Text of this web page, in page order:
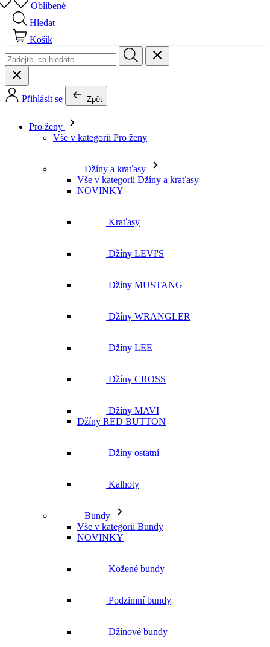
Oblíbené
Hledat
Košík
Přihlásit se Zpět
Pro ženy
Vše v kategorii Pro ženy
Džíny a kraťasy
Vše v kategorii Džíny a kraťasy
NOVINKY
Kraťasy
Džíny LEVI'S
Džíny MUSTANG
Džíny WRANGLER
Džíny LEE
Džíny CROSS
Džíny MAVI
Džíny RED BUTTON
Džíny ostatní
Kalhoty
Bundy
Vše v kategorii Bundy
NOVINKY
Kožené bundy
Podzimní bundy
Džínové bundy